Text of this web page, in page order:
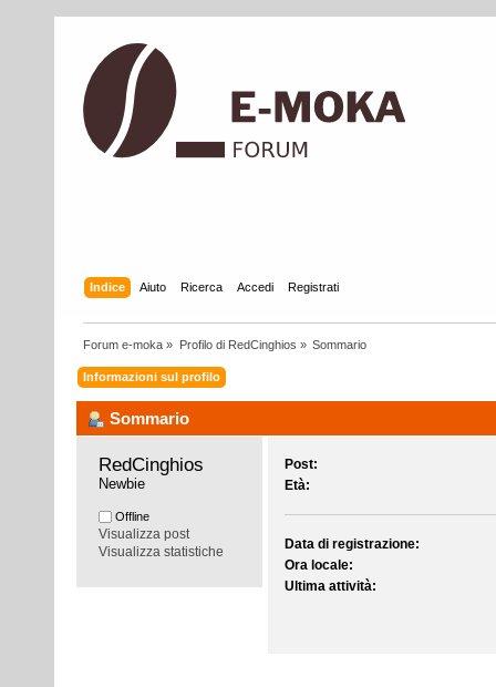
Indice Aiuto Ricerca Accedi Registrati
Forum e-moka » Profilo di RedCinghios » Sommario
Informazioni sul profilo
Sommario
RedCinghios
Newbie
Offline
Visualizza post
Visualizza statistiche
Post:
Età:
Data di registrazione:
Ora locale:
Ultima attività: